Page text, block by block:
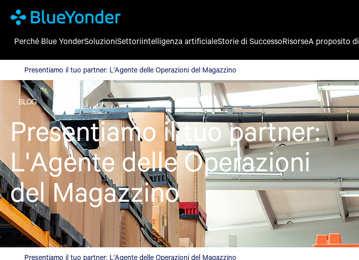
Presentiamo il tuo partner: L'Agente delle Operazioni del Magazzino
Perché Blue YonderSoluzioniSettoriintelligenza artificialeStorie di SuccessoRisorseA proposito di
Presentiamo il tuo partner: L'Agente delle Operazioni del Magazzino
BLOG
Presentiamo il tuo partner:
L'Agente delle Operazioni
del Magazzino
Presentiamo il tuo partner: L'Agente delle Operazioni del Magazzino